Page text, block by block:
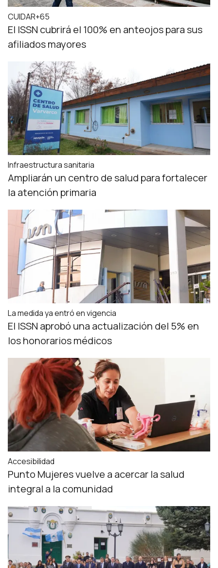
CUIDAR+65
El ISSN cubrirá el 100% en anteojos para sus
afiliados mayores
Infraestructura sanitaria
Ampliarán un centro de salud para fortalecer
la atención primaria
La medida ya entró en vigencia
El ISSN aprobó una actualización del 5% en
los honorarios médicos
Accesibilidad
Punto Mujeres vuelve a acercar la salud
integral a la comunidad